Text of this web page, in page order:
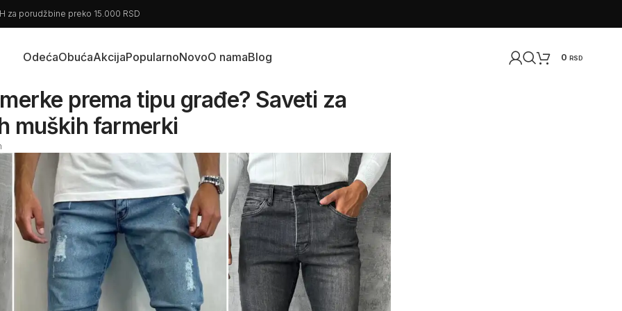
za porudžbine preko 15.000 RSD
OdećaObućaAkcijaPopularnoNovoO namaBlog 0 RSD
prema tipu građe? Saveti za
muških farmerki